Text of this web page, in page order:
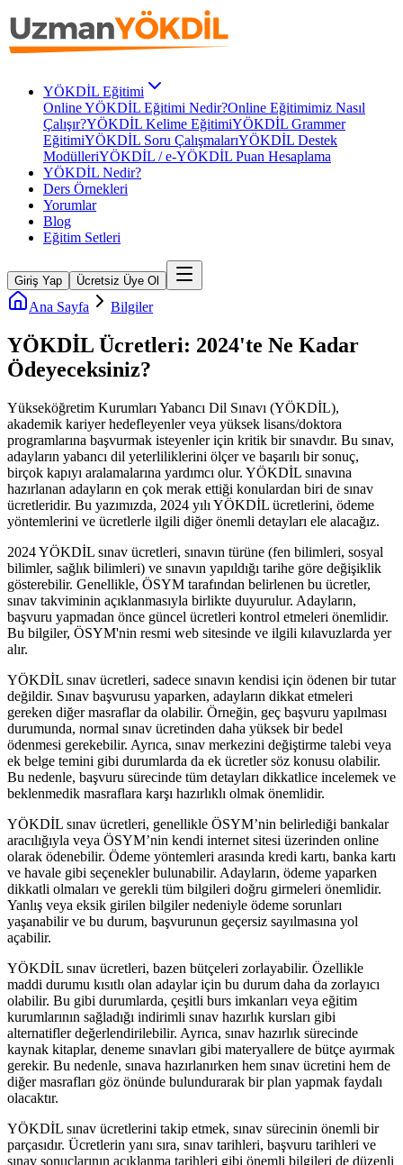
YÖKDİL Eğitimi
Online YÖKDİL Eğitimi Nedir?Online Eğitimimiz Nasıl
Çalışır?YÖKDİL Kelime EğitimiYÖKDİL Grammer
EğitimiYÖKDİL Soru ÇalışmalarıYÖKDİL Destek
ModülleriYÖKDİL / e-YÖKDİL Puan Hesaplama
YÖKDİL Nedir?
Ders Örnekleri
Yorumlar
Blog
Eğitim Setleri
Giriş Yap Ücretsiz Üye Ol
Ana Sayfa Bilgiler
YÖKDİL Ücretleri: 2024'te Ne Kadar
Ödeyeceksiniz?
Yükseköğretim Kurumları Yabancı Dil Sınavı (YÖKDİL),
akademik kariyer hedefleyenler veya yüksek lisans/doktora
programlarına başvurmak isteyenler için kritik bir sınavdır. Bu sınav,
adayların yabancı dil yeterliliklerini ölçer ve başarılı bir sonuç,
birçok kapıyı aralamalarına yardımcı olur. YÖKDİL sınavına
hazırlanan adayların en çok merak ettiği konulardan biri de sınav
ücretleridir. Bu yazımızda, 2024 yılı YÖKDİL ücretlerini, ödeme
yöntemlerini ve ücretlerle ilgili diğer önemli detayları ele alacağız.
2024 YÖKDİL sınav ücretleri, sınavın türüne (fen bilimleri, sosyal
bilimler, sağlık bilimleri) ve sınavın yapıldığı tarihe göre değişiklik
gösterebilir. Genellikle, ÖSYM tarafından belirlenen bu ücretler,
sınav takviminin açıklanmasıyla birlikte duyurulur. Adayların,
başvuru yapmadan önce güncel ücretleri kontrol etmeleri önemlidir.
Bu bilgiler, ÖSYM'nin resmi web sitesinde ve ilgili kılavuzlarda yer
alır.
YÖKDİL sınav ücretleri, sadece sınavın kendisi için ödenen bir tutar
değildir. Sınav başvurusu yaparken, adayların dikkat etmeleri
gereken diğer masraflar da olabilir. Örneğin, geç başvuru yapılması
durumunda, normal sınav ücretinden daha yüksek bir bedel
ödenmesi gerekebilir. Ayrıca, sınav merkezini değiştirme talebi veya
ek belge temini gibi durumlarda da ek ücretler söz konusu olabilir.
Bu nedenle, başvuru sürecinde tüm detayları dikkatlice incelemek ve
beklenmedik masraflara karşı hazırlıklı olmak önemlidir.
YÖKDİL sınav ücretleri, genellikle ÖSYM’nin belirlediği bankalar
aracılığıyla veya ÖSYM’nin kendi internet sitesi üzerinden online
olarak ödenebilir. Ödeme yöntemleri arasında kredi kartı, banka kartı
ve havale gibi seçenekler bulunabilir. Adayların, ödeme yaparken
dikkatli olmaları ve gerekli tüm bilgileri doğru girmeleri önemlidir.
Yanlış veya eksik girilen bilgiler nedeniyle ödeme sorunları
yaşanabilir ve bu durum, başvurunun geçersiz sayılmasına yol
açabilir.
YÖKDİL sınav ücretleri, bazen bütçeleri zorlayabilir. Özellikle
maddi durumu kısıtlı olan adaylar için bu durum daha da zorlayıcı
olabilir. Bu gibi durumlarda, çeşitli burs imkanları veya eğitim
kurumlarının sağladığı indirimli sınav hazırlık kursları gibi
alternatifler değerlendirilebilir. Ayrıca, sınav hazırlık sürecinde
kaynak kitaplar, deneme sınavları gibi materyallere de bütçe ayırmak
gerekir. Bu nedenle, sınava hazırlanırken hem sınav ücretini hem de
diğer masrafları göz önünde bulundurarak bir plan yapmak faydalı
olacaktır.
YÖKDİL sınav ücretlerini takip etmek, sınav sürecinin önemli bir
parçasıdır. Ücretlerin yanı sıra, sınav tarihleri, başvuru tarihleri ve
sınav sonuçlarının açıklanma tarihleri gibi önemli bilgileri de düzenli